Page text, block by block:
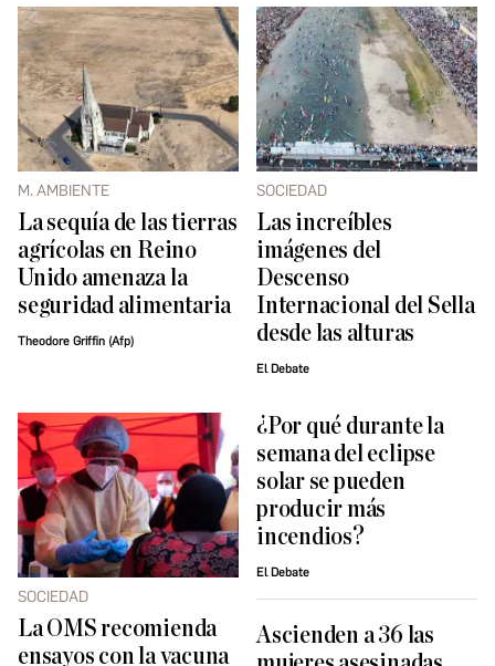
M. AMBIENTE
La sequía de las tierras
agrícolas en Reino
Unido amenaza la
seguridad alimentaria
Theodore Griffin (Afp)
SOCIEDAD
Las increíbles
imágenes del
Descenso
Internacional del Sella
desde las alturas
El Debate
SOCIEDAD
La OMS recomienda
ensayos con la vacuna
¿Por qué durante la
semana del eclipse
solar se pueden
producir más
incendios?
El Debate
Ascienden a 36 las